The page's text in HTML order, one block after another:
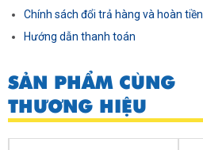
Chính sách đổi trả hàng và hoàn tiền
Hướng dẫn thanh toán
SẢN PHẨM CÙNG
THƯƠNG HIỆU